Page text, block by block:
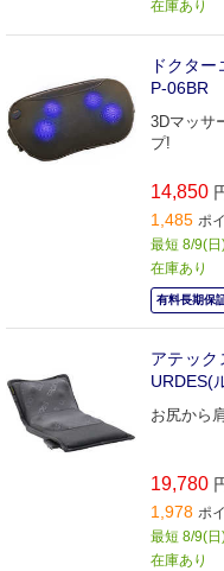
在庫あり
ドクタ
P-06BR
3Dマッサ
プ!
14,850
1,485 ポ
最短 8/9(
在庫あり
有料長期保
アテッ
URDES(
お尻から
19,780
1,978 ポ
最短 8/9(
在庫あり